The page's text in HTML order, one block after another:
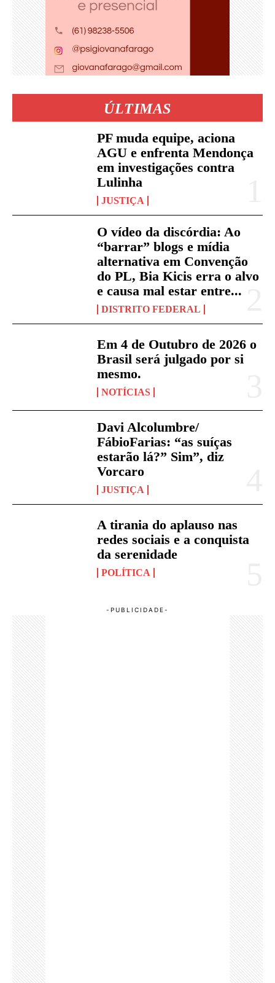
ÚLTIMAS
PF muda equipe, aciona
AGU e enfrenta Mendonça
em investigações contra
Lulinha
JUSTIÇA
O vídeo da discórdia: Ao
“barrar” blogs e mídia
alternativa em Convenção
do PL, Bia Kicis erra o alvo
e causa mal estar entre...
DISTRITO FEDERAL
Em 4 de Outubro de 2026 o
Brasil será julgado por si
mesmo.
NOTÍCIAS
Davi Alcolumbre/
FábioFarias: “as suíças
estarão lá?” Sim”, diz
Vorcaro
JUSTIÇA
A tirania do aplauso nas
redes sociais e a conquista
da serenidade
POLÍTICA